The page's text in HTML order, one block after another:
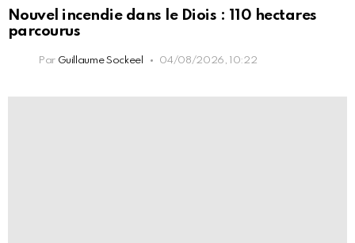
Nouvel incendie dans le Diois : 110 hectares
parcourus
Par Guillaume Sockeel 04/08/2026, 10:22